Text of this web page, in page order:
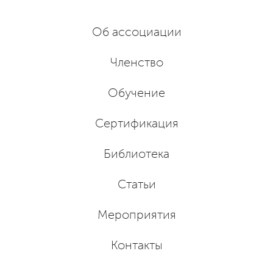
Об ассоциации
Членство
Обучение
Сертификация
Библиотека
Статьи
Мероприятия
Контакты